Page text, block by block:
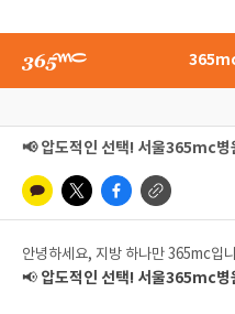
📢 압도적인 선택! 서울365mc
안녕하세요, 지방 하나만 365mc입
📢 압도적인 선택! 서울365mc병